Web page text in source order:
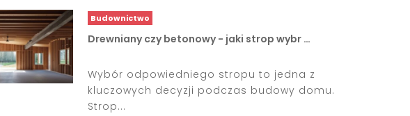
Budownictwo
Drewniany czy betonowy - jaki strop wybr …
Wybór odpowiedniego stropu to jedna z
kluczowych decyzji podczas budowy domu.
Strop...